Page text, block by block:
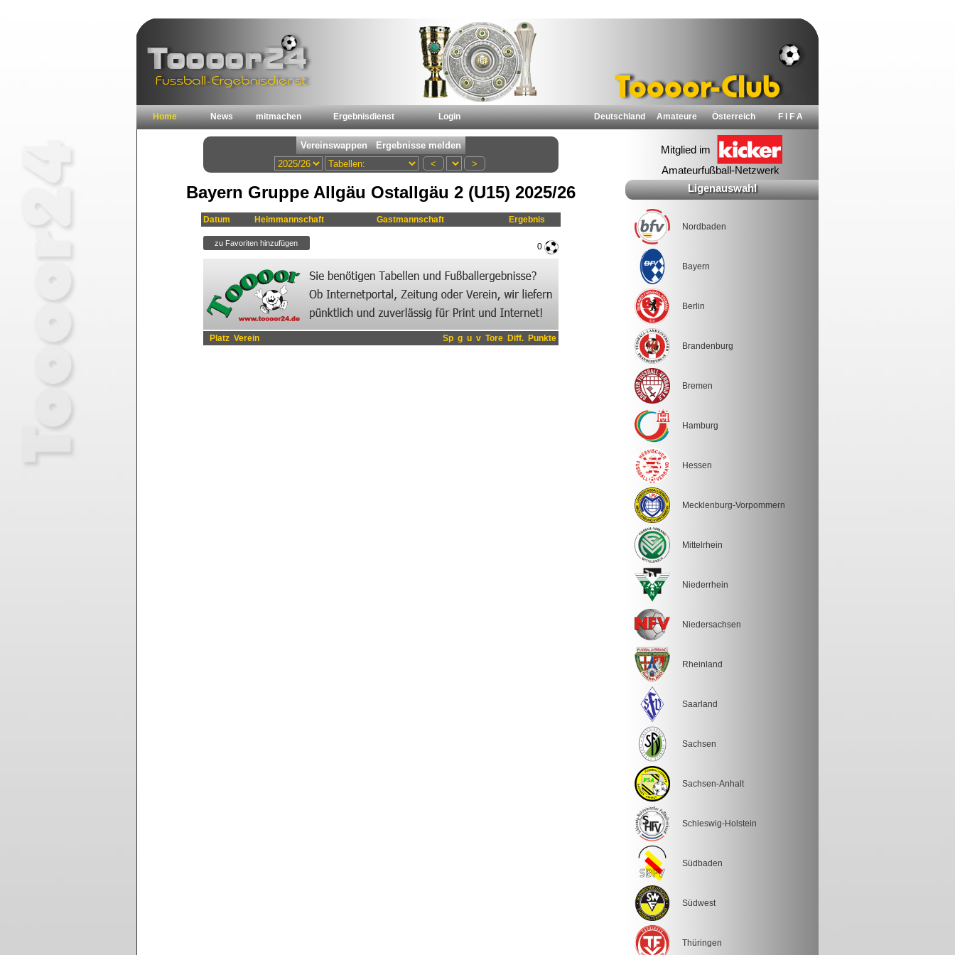
Home News mitmachen Ergebnisdienst Login Deutschland Amateure Österreich F I F A
Bayern Gruppe Allgäu Ostallgäu 2 (U15) 2025/26
Datum Heimmannschaft Gastmannschaft Ergebnis
0
Platz Verein Sp g u v Tore Diff. Punkte
Ligenauswahl
Nordbaden
Bayern
Berlin
Brandenburg
Bremen
Hamburg
Hessen
Mecklenburg-Vorpommern
Mittelrhein
Niederrhein
Niedersachsen
Rheinland
Saarland
Sachsen
Sachsen-Anhalt
Schleswig-Holstein
Südbaden
Südwest
Thüringen